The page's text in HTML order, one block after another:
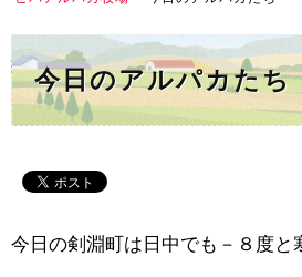
今日のアルパカたち
今日の剣淵町は日中でも－８度と